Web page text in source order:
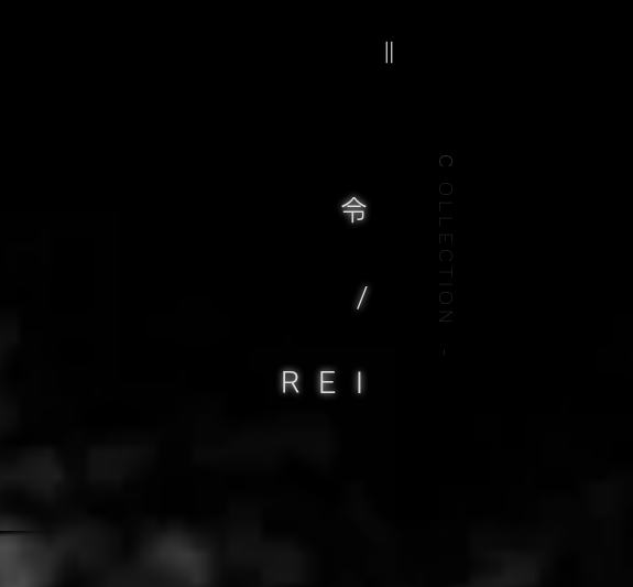
C
OLLECTION -
令
/
R EI